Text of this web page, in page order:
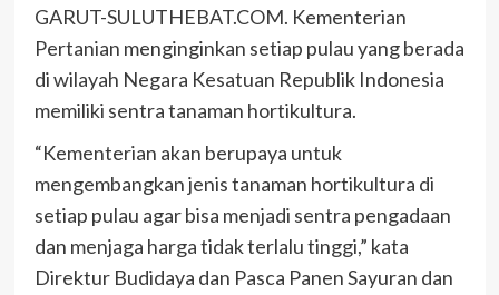
GARUT-SULUTHEBAT.COM. Kementerian
Pertanian menginginkan setiap pulau yang berada
di wilayah Negara Kesatuan Republik Indonesia
memiliki sentra tanaman hortikultura.
“Kementerian akan berupaya untuk
mengembangkan jenis tanaman hortikultura di
setiap pulau agar bisa menjadi sentra pengadaan
dan menjaga harga tidak terlalu tinggi,” kata
Direktur Budidaya dan Pasca Panen Sayuran dan